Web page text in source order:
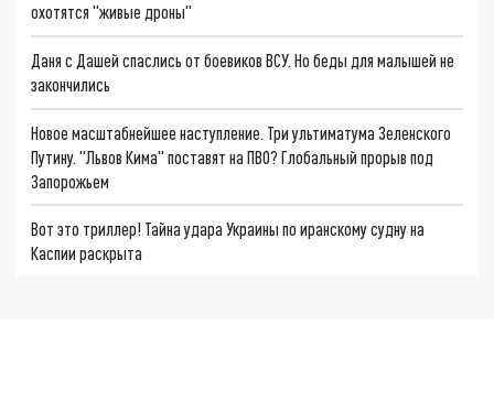
охотятся "живые дроны"
Даня с Дашей спаслись от боевиков ВСУ. Но беды для малышей не
закончились
Новое масштабнейшее наступление. Три ультиматума Зеленского
Путину. "Львов Кима" поставят на ПВО? Глобальный прорыв под
Запорожьем
Вот это триллер! Тайна удара Украины по иранскому судну на
Каспии раскрыта